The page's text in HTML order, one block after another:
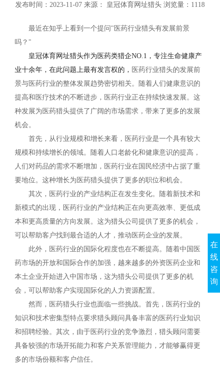
发布时间：2023-11-07 来源： 皇冠体育网址猎头 浏览量：1118
最近在知乎上看到一个提问"医药行业猎头有发展前景
吗？"
皇冠体育网址猎头作为医药类猎企NO.1，专注生命健康产
业十余年，在此问题上最有发言权的， 医药行业猎头的发展前
景与医药行业的整体发展趋势密切相关。随着人们健康意识的
提高和医疗技术的不断进步，医药行业正在持续快速发展。这
种发展为医药猎头提供了广阔的市场需求，带来了更多的发展
机会。
首先，从行业规模和增长来看，医药行业是一个具有较大
规模和持续增长的领域。随着人口老龄化和健康意识的提高，
人们对药品的需求不断增加，医药行业在国民经济中占据了重
要地位。这种增长为医药猎头提供了更多的职位和机会。
其次，医药行业的产业结构正在发生变化。随着新技术和
新模式的出现，医药行业的产业结构正在向更高效率、更低成
本和更高质量的方向发展。这为猎头公司提供了更多的机会，
可以帮助客户找到最合适的人才，推动医药企业的发展。
此外，医药行业的国际化程度也在不断提高。随着中国医
药市场的开放和国际合作的加强，越来越多的外资医药企业和
本土企业开始进入中国市场，这为猎头公司提供了更多的机
会，可以帮助客户实现国际化的人力资源配置。
然而，医药猎头行业也面临一些挑战。首先，医药行业的
知识和技术密集型特点要求猎头顾问具备丰富的医药行业知识
和招聘经验。其次，由于医药行业的竞争激烈，猎头顾问需要
具备较强的市场开拓能力和客户关系管理能力，才能够赢得更
多的市场份额和客户信任。
在
线
咨
询